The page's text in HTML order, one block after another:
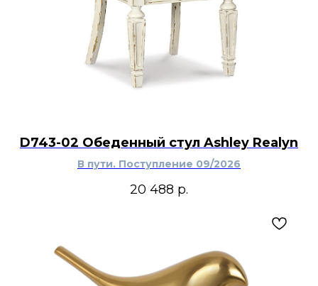
D743-02 Обеденный стул Ashley Realyn
В пути. Поступление 09/2026
20 488 р.